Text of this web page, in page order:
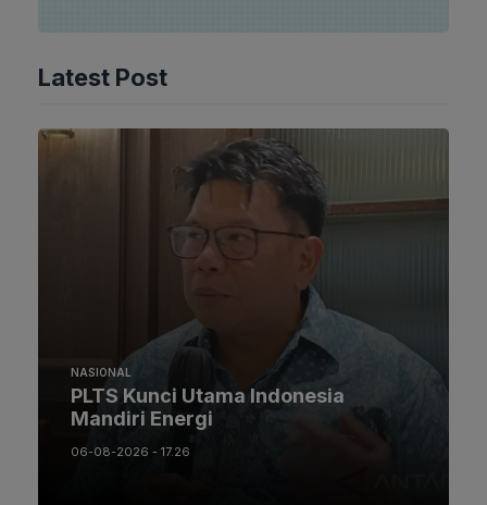
Latest Post
NASIONAL
PLTS Kunci Utama Indonesia
Mandiri Energi
06-08-2026 - 17.26